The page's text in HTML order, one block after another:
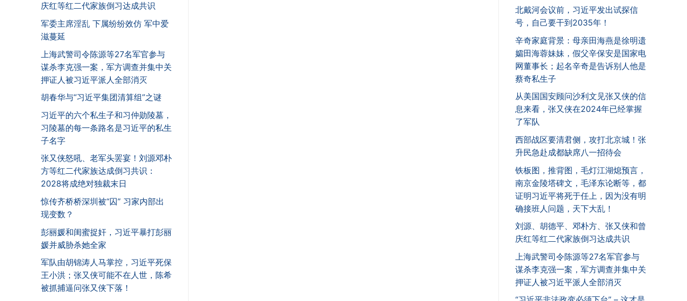
北戴河会议前，习近平发出试探信
号，自己要干到2035年！
辛奇家庭背景：母亲田海燕是徐明遗
孀田海蓉妹妹，假父辛保安是国家电
网董事长；起名辛奇是告诉别人他是
蔡奇私生子
从美国国安顾问沙利文见张又侠的信
息来看，张又侠在2024年已经掌握
了军队
西部战区要清君侧，攻打北京城！张
升民急赴成都缺席八一招待会
铁板图，推背图，毛灯江湖熄预言，
南京金陵塔碑文，毛泽东论断等，都
证明习近平将死于任上，因为没有明
确接班人问题，天下大乱！
刘源、胡德平、邓朴方、张又侠和曾
庆红等红二代家族倒习达成共识
上海武警司令陈源等27名军官参与
谋杀李克强一案，军方调查并集中关
押证人被习近平派人全部消灭
庆红等红二代家族倒习达成共识
军委主席淫乱 下属纷纷效仿 军中爱
滋蔓延
上海武警司令陈源等27名军官参与
谋杀李克强一案，军方调查并集中关
押证人被习近平派人全部消灭
胡春华与“习近平集团清算组”之谜
习近平的六个私生子和习仲勋陵墓，
习陵墓的每一条路名是习近平的私生
子名字
张又侠怒吼、老军头罢宴！刘源邓朴
方等红二代家族达成倒习共识：
2028将成绝对独裁末日
惊传齐桥桥深圳被“囚” 习家内部出
现变数？
彭丽媛和闺蜜捉奸，习近平暴打彭丽
媛并威胁杀她全家
军队由胡锦涛人马掌控，习近平死保
王小洪；张又侠可能不在人世，陈希
被抓捕逼问张又侠下落！